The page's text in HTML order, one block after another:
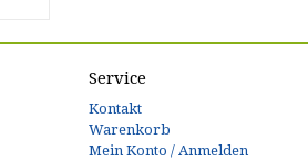
Service
Kontakt
Warenkorb
Mein Konto / Anmelden